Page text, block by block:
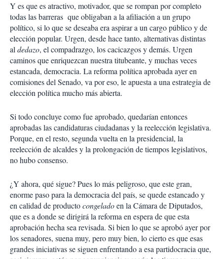
Y es que es atractivo, motivador, que se rompan por completo
todas las barreras que obligaban a la afiliación a un grupo
político, si lo que se deseaba era aspirar a un cargo público y de
elección popular. Urgen, desde hace tanto, alternativas distintas
al dedazo, el compadrazgo, los cacicazgos y demás. Urgen
caminos que enriquezcan nuestra titubeante, y muchas veces
estancada, democracia. La reforma política aprobada ayer en
comisiones del Senado, va por eso, le apuesta a una estrategia de
elección política mucho más abierta.
Si todo concluye como fue aprobado, quedarían entonces
aprobadas las candidaturas ciudadanas y la reelección legislativa.
Porque, en el resto, segunda vuelta en la presidencial, la
reelección de alcaldes y la prolongación de tiempos legislativos,
no hubo consenso.
¿Y ahora, qué sigue? Pues lo más peligroso, que este gran,
enorme paso para la democracia del país, se quede estancado y
en calidad de productocongeladoen la Cámara de Diputados,
que es a donde se dirigirá la reforma en espera de que esta
aprobación hecha sea revisada. Si bien lo que se aprobó ayer por
los senadores, suena muy, pero muy bien, lo cierto es que esas
grandes iniciativas se siguen enfrentando a esa partidocracia que,